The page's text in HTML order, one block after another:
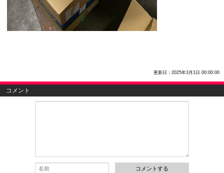
更新日：2025年3月1日 00:00:00
コメント
コメントする